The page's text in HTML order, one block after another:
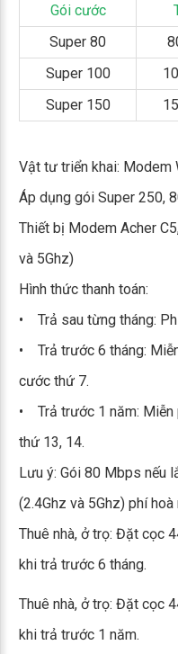
Gói cước
Super 80
Super 100
Super 150
Vật tư triển khai: Modem
Áp dụng gói Super 250,
Thiết bị Modem Acher
và 5Ghz)
Hình thức thanh toán:
• Trả sau từng tháng:
• Trả trước 6 tháng:
cước thứ 7.
• Trả trước 1 năm: Miễn
thứ 13, 14.
Lưu ý: Gói 80 Mbps nếu
(2.4Ghz và 5Ghz) phí
Thuê nhà, ở trọ: Đặt cọc
khi trả trước 6 tháng.
Thuê nhà, ở trọ: Đặt cọc
khi trả trước 1 năm.